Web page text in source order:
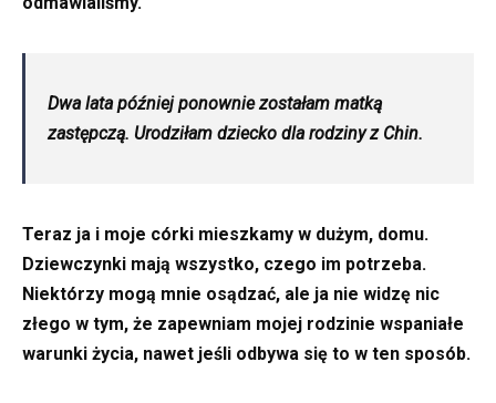
Dwa lata później ponownie zostałam matką
zastępczą. Urodziłam dziecko dla rodziny z Chin.
Teraz ja i moje córki mieszkamy w dużym, domu.
Dziewczynki mają wszystko, czego im potrzeba.
Niektórzy mogą mnie osądzać, ale ja nie widzę nic
złego w tym, że zapewniam mojej rodzinie wspaniałe
warunki życia, nawet jeśli odbywa się to w ten sposób.